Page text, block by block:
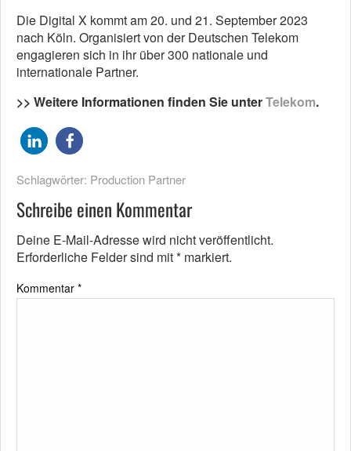
Die Digital X kommt am 20. und 21. September 2023
nach Köln. Organisiert von der Deutschen Telekom
engagieren sich in ihr über 300 nationale und
internationale Partner.
>> Weitere Informationen finden Sie unterTelekom.
Schlagwörter: Production Partner
Schreibe einen Kommentar
Deine E-Mail-Adresse wird nicht veröffentlicht.
Erforderliche Felder sind mit* markiert.
Kommentar *